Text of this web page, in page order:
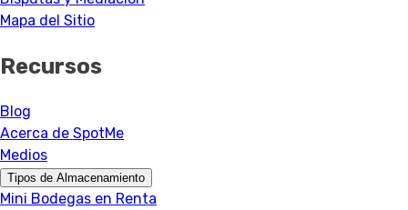
Mapa del Sitio
Recursos
Blog
Acerca de SpotMe
Medios
Tipos de Almacenamiento
Mini Bodegas en Renta